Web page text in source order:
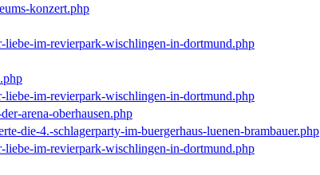
konzert.php
liebe-im-revierpark-wischlingen-in-dortmund.php
liebe-im-revierpark-wischlingen-in-dortmund.php
arena-oberhausen.php
die-4.-schlagerparty-im-buergerhaus-luenen-brambauer.php
liebe-im-revierpark-wischlingen-in-dortmund.php